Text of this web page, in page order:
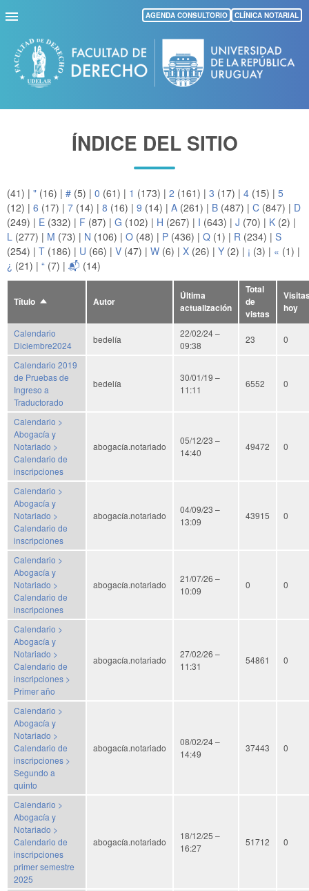
Pasar
al
contenido
principal
AGENDA CONSULTORIO CLÍNICA NOTARIAL
ÍNDICE DEL SITIO
(41) | " (16) | # (5) | 0 (61) | 1 (173) | 2 (161) | 3 (17) | 4 (15) | 5
(12) | 6 (17) | 7 (14) | 8 (16) | 9 (14) | A (261) | B (487) | C (847) | D
(249) | E (332) | F (87) | G (102) | H (267) | I (643) | J (70) | K (2) |
L (277) | M (73) | N (106) | O (48) | P (436) | Q (1) | R (234) | S
(254) | T (186) | U (66) | V (47) | W (6) | X (26) | Y (2) | ¡ (3) | « (1) |
¿ (21) | “ (7) | 📬 (14)
Título Ordenar
Autor
Última
actualización
Total
de
vistas
hoy
Calendario
Diciembre2024
bedelía
22/02/24 –
09:38
23 0
Calendario 2019
de Pruebas de
Ingreso a
Traductorado
bedelía
30/01/19 –
11:11
6552 0
Calendario >
Abogacía y
Notariado >
Calendario de
inscripciones
abogacía.notariado
05/12/23 –
14:40
49472 0
Calendario >
Abogacía y
Notariado >
Calendario de
inscripciones
abogacía.notariado
04/09/23 –
13:09
43915 0
Calendario >
Abogacía y
Notariado >
Calendario de
inscripciones
abogacía.notariado
21/07/26 –
10:09
0 0
Calendario >
Abogacía y
Notariado >
Calendario de
inscripciones >
Primer año
abogacía.notariado
27/02/26 –
11:31
54861 0
Calendario >
Abogacía y
Notariado >
Calendario de
inscripciones >
Segundo a
quinto
abogacía.notariado
08/02/24 –
14:49
37443 0
Calendario >
Abogacía y
Notariado >
Calendario de
inscripciones
primer semestre
2025
abogacía.notariado
18/12/25 –
16:27
51712 0